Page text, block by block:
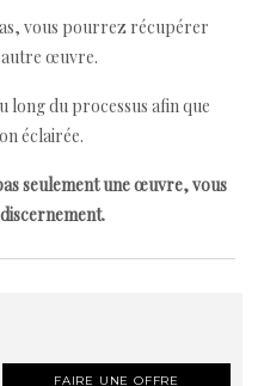
vous pourrez récupérer
œuvre.
long du processus afin que
éclairée.
seulement une œuvre, vous
FAIRE UNE OFFRE